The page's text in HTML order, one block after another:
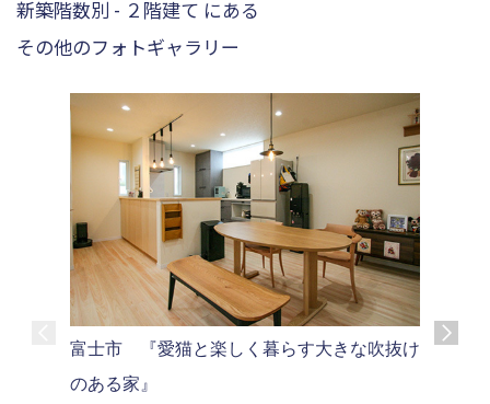
新築階数別 - ２階建て にある
その他のフォトギャラリー
富士市 『愛猫と楽しく暮らす大きな吹抜け
のある家』
富士市